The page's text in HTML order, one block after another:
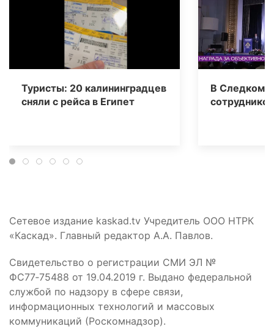
Туристы: 20 калининградцев
сняли с рейса в Египет
В Следкоме
Сетевое издание kaskad.tv Учредитель ООО НТРК
«Каскад». Главный редактор А.А. Павлов.
Свидетельство о регистрации СМИ ЭЛ №
ФС77‑75488 от 19.04.2019 г. Выдано федеральной
службой по надзору в сфере связи,
информационных технологий и массовых
коммуникаций (Роскомнадзор).